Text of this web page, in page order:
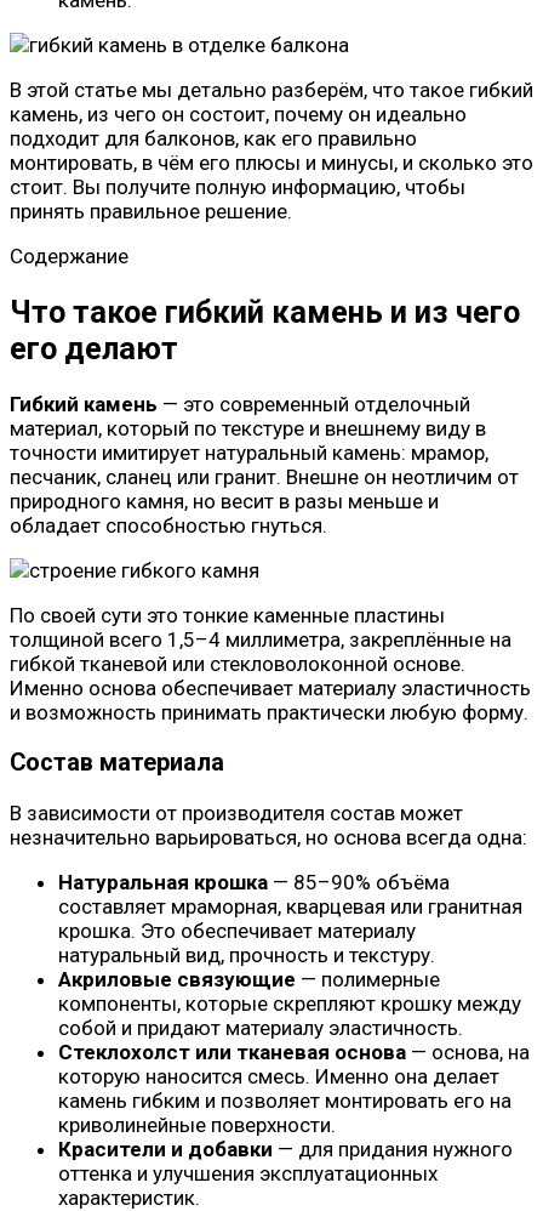
В этой статье мы детально разберём, что такое гибкий
камень, из чего он состоит, почему он идеально
подходит для балконов, как его правильно
монтировать, в чём его плюсы и минусы, и сколько это
стоит. Вы получите полную информацию, чтобы
принять правильное решение.
Содержание
Что такое гибкий камень и из чего
его делают
Гибкий камень — это современный отделочный
материал, который по текстуре и внешнему виду в
точности имитирует натуральный камень: мрамор,
песчаник, сланец или гранит. Внешне он неотличим от
природного камня, но весит в разы меньше и
обладает способностью гнуться.
По своей сути это тонкие каменные пластины
толщиной всего 1,5–4 миллиметра, закреплённые на
гибкой тканевой или стекловолоконной основе.
Именно основа обеспечивает материалу эластичность
и возможность принимать практически любую форму.
Состав материала
В зависимости от производителя состав может
незначительно варьироваться, но основа всегда одна:
Натуральная крошка — 85–90% объёма
составляет мраморная, кварцевая или гранитная
крошка. Это обеспечивает материалу
натуральный вид, прочность и текстуру.
Акриловые связующие — полимерные
компоненты, которые скрепляют крошку между
собой и придают материалу эластичность.
Стеклохолст или тканевая основа — основа, на
которую наносится смесь. Именно она делает
камень гибким и позволяет монтировать его на
криволинейные поверхности.
Красители и добавки — для придания нужного
оттенка и улучшения эксплуатационных
характеристик.